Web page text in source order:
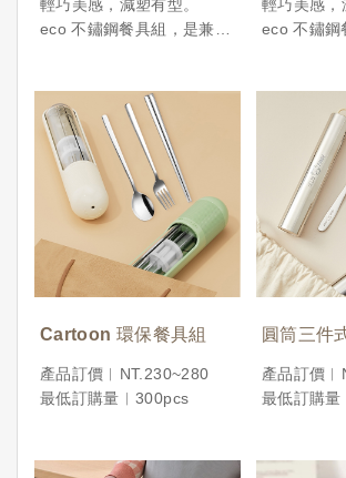
輕巧美感，減塑有型。
eco 不鏽鋼餐具組，是兼顧
餐刀與收納盒，適合放入包
包隨身攜帶，方便日常外食
或出差旅行使用。
不論是作為自用的綠色生活
起點，還是作為企業送禮表
現永續理念，都是一份傳遞
用心與責任的好選擇。
產品訂價︱NT.80~100
最低訂購量︱300 pcs
輕巧美感，
eco 不鏽鋼
包隨身攜
或出差旅行
不論是作
起點，還
現永續理
用心與責任
訂價
最低訂購
Cartoon 環保餐具組
產品訂價︱NT.230~280
最低訂購量︱300pcs
圓筒三件
產品訂價
最低訂購